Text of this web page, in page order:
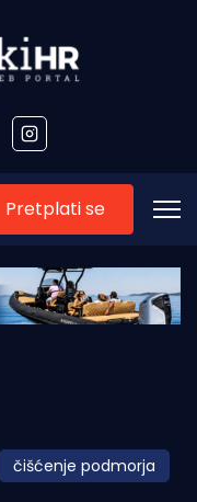
Pretplati se
čišćenje podmorja